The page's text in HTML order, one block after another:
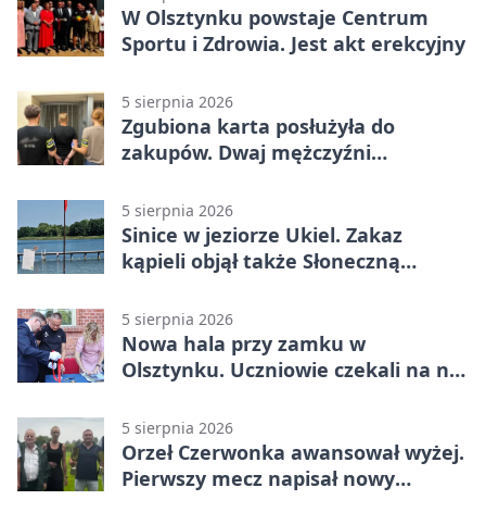
W Olsztynku powstaje Centrum
Sportu i Zdrowia. Jest akt erekcyjny
5 sierpnia 2026
Zgubiona karta posłużyła do
zakupów. Dwaj mężczyźni
5 sierpnia 2026
Sinice w jeziorze Ukiel. Zakaz
kąpieli objął także Słoneczną
5 sierpnia 2026
Nowa hala przy zamku w
Olsztynku. Uczniowie czekali na nią
5 sierpnia 2026
Orzeł Czerwonka awansował wyżej.
Pierwszy mecz napisał nowy